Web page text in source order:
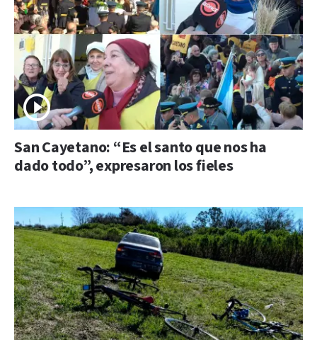
San Cayetano: “Es el santo que nos ha
dado todo”, expresaron los fieles